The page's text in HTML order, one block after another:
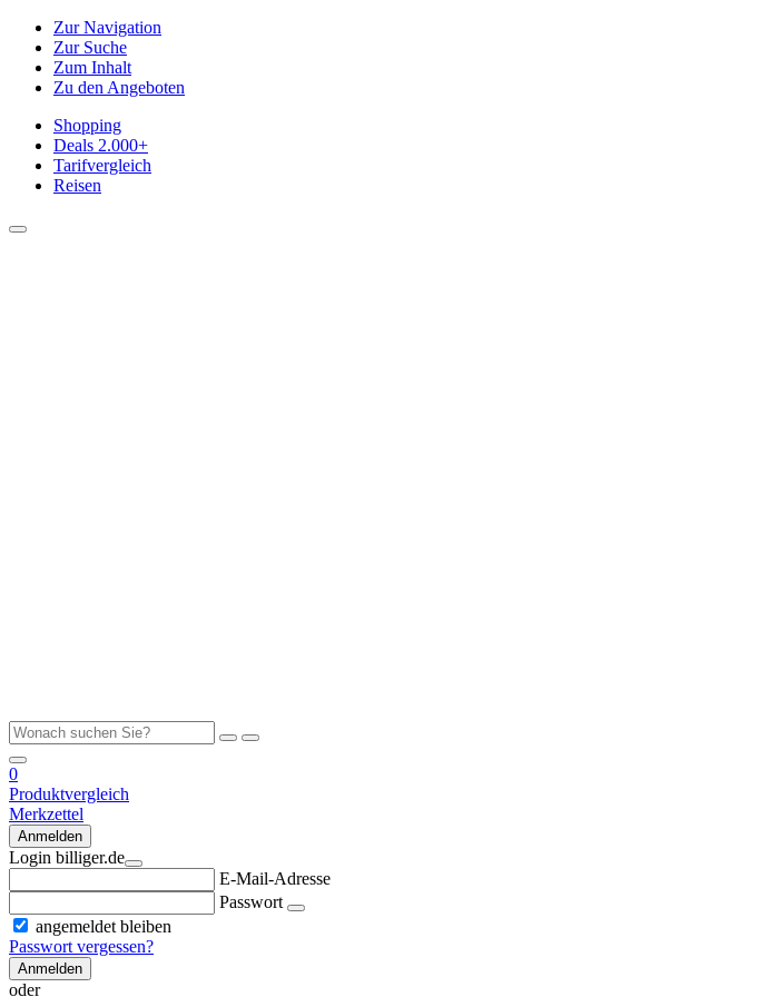
Zur Navigation
Zur Suche
Zum Inhalt
Zu den Angeboten
Shopping
Deals 2.000+
Tarifvergleich
Reisen
0
Produktvergleich
Merkzettel
Anmelden
Login billiger.de
E-Mail-Adresse
Passwort
angemeldet bleiben
Passwort vergessen?
Anmelden
oder